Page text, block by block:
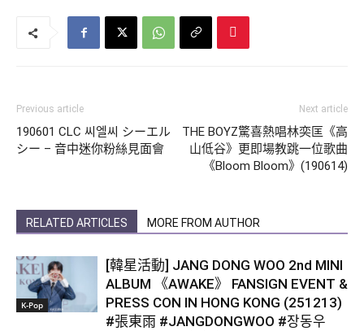
Previous article
190601 CLC 씨엘씨 シーエル
シー – 音中迷你粉絲見面會
Next article
THE BOYZ驚喜熱唱林奕匡《高
山低谷》更即場教跳一位歌曲
《Bloom Bloom》(190614)
RELATED ARTICLES MORE FROM AUTHOR
K-Pop
[韓星活動] JANG DONG WOO 2nd MINI
ALBUM 《AWAKE》 FANSIGN EVENT &
PRESS CON IN HONG KONG (251213)
#張東雨 #JANGDONGWOO #장동우